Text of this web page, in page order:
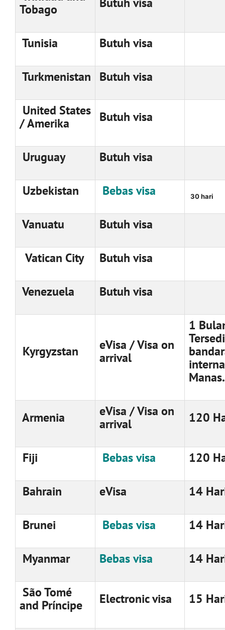
Tobago
Tunisia Butuh visa
Turkmenistan Butuh visa
United States
/ Amerika
Butuh visa
Uruguay Butuh visa
Uzbekistan Bebas visa 30 hari
Vanuatu Butuh visa
Vatican City Butuh visa
Venezuela Butuh visa
Kyrgyzstan
eVisa / Visa on
arrival
1
Manas.
Armenia
eVisa / Visa on
arrival
120
Fiji Bebas visa 120
Bahrain eVisa 14
Brunei Bebas visa 14
Myanmar Bebas visa 14
São Tomé
and Príncipe
Electronic visa 15